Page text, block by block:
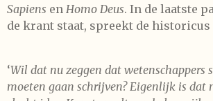
Sapiens en Homo Deus. In de laatste
de krant staat, spreekt de historicus
‘Wil dat nu zeggen dat wetenschappers
moeten gaan schrijven? Eigenlijk is dat